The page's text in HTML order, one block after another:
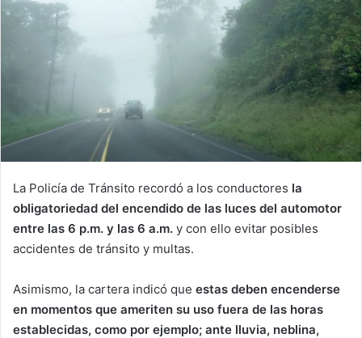
La Policía de Tránsito recordó a los conductores la
obligatoriedad del encendido de las luces del automotor
entre las 6 p.m. y las 6 a.m. y con ello evitar posibles
accidentes de tránsito y multas.
Asimismo, la cartera indicó que estas deben encenderse
en momentos que ameriten su uso fuera de las horas
establecidas, como por ejemplo; ante lluvia, neblina,